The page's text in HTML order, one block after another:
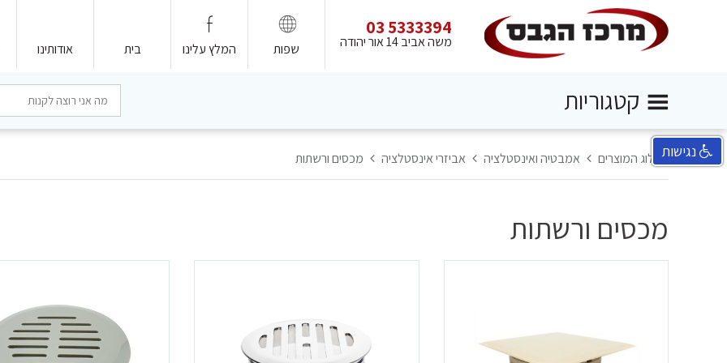
03 5333394
משה אביב 14 אור יהודה המלץ עלינו בית אודותינו
קטגוריות
קטלוג המוצרים אמבטיה ואינסטלציה אביזרי אינסטלציה מכסים ורשתות
מכסים ורשתות
נגישות